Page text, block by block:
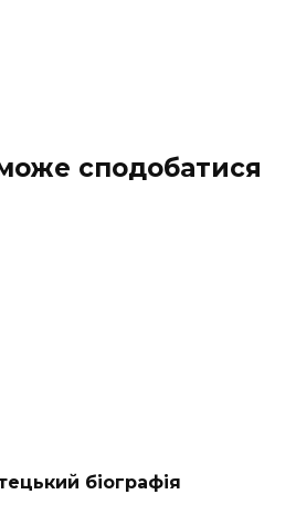
сподобатися
біографія